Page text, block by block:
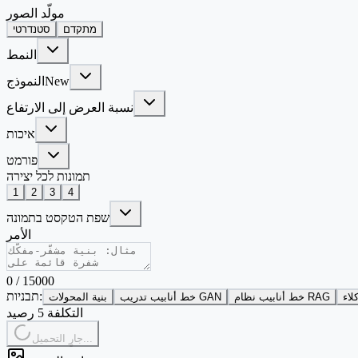
مولّد الصور
סטנדרטי מתקדם
النمط
النموذج New
نسبة العرض إلى الارتفاع
איכות
פורמט
תמונות לכל יצירה
1 2 3 4
שפת הטקסט בתמונה
الأمر
0 / 15000
תבניות: بنية المحولات خط أنابيب تدريب GAN خط أنابيب نظام RAG
التكلفة 5 رصيد